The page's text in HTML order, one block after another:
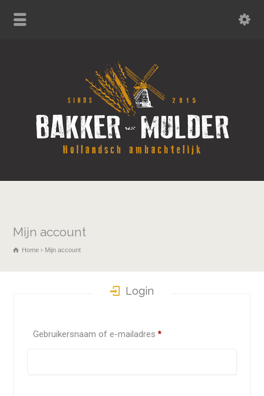
Mijn account
Home Mijn account
Login
Gebruikersnaam of e-mailadres*Required